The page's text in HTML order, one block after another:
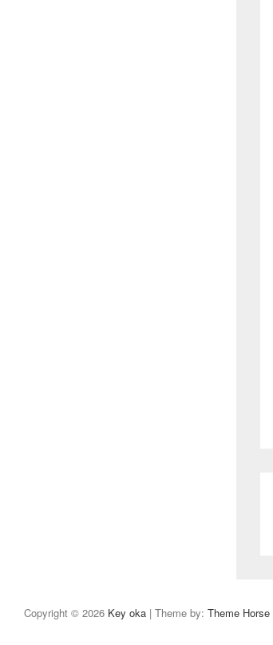
Copyright © 2026 Key oka | Theme by: Theme Horse